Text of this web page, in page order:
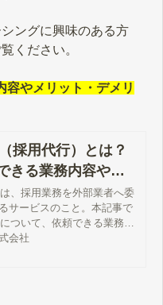
ングに興味のある方
ください。
やメリット・デメリ
採用代行）とは？
きる業務内容やメ
・デメリットを解
、採用業務を外部業者へ委
サービスのこと。本記事で
ついて、依頼できる業務内
ット・デメリットを解説し
会社